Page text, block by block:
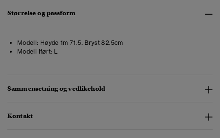
Størrelse og passform
Modell: Høyde 1m 71.5. Bryst 82.5cm
Modell iført: L
Sammensetning og vedlikehold
Kontakt